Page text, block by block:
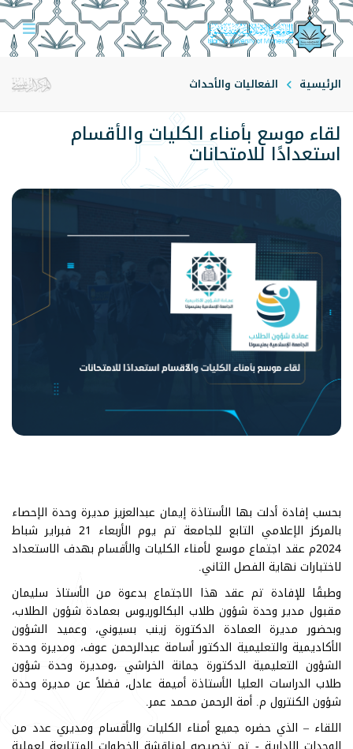
الرئيسية الفعاليات والأحداث
لقاء موسع بأمناء الكليات والأقسام
استعدادًا للامتحانات
بحسب إفادة أدلت بها الأستاذة إيمان عبدالعزيز مديرة وحدة الإحصاء
بالمركز الإعلامي التابع للجامعة تم يوم الأربعاء 21 فبراير شباط
2024م عقد اجتماع موسع لأمناء الكليات والأقسام بهدف الاستعداد
لاختبارات نهاية الفصل الثاني.
وطبقًا للإفادة تم عقد هذا الاجتماع بدعوة من الأستاذ سليمان
مقبول مدير وحدة شؤون طلاب البكالوريوس بعمادة شؤون الطلاب،
وبحضور مديرة العمادة الدكتورة زينب بسيوني، وعميد الشؤون
الأكاديمية والتعليمية الدكتور أسامة عبدالرحمن عوف، ومديرة وحدة
الشؤون التعليمية الدكتورة جمانة الخراشي ،ومديرة وحدة شؤون
طلاب الدراسات العليا الأستاذة أميمة عادل، فضلاً عن مديرة وحدة
شؤون الكنترول م. أمة الرحمن محمد عمر.
اللقاء – الذي حضره جميع أمناء الكليات والأقسام ومديري عدد من